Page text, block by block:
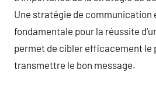
Une stratégie de
fondamentale pour la réussite
permet de cibler efficacement le
transmettre le bon message.